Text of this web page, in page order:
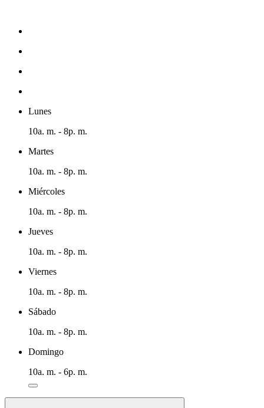
Lunes
10a. m. - 8p. m.
Martes
10a. m. - 8p. m.
Miércoles
10a. m. - 8p. m.
Jueves
10a. m. - 8p. m.
Viernes
10a. m. - 8p. m.
Sábado
10a. m. - 8p. m.
Domingo
10a. m. - 6p. m.